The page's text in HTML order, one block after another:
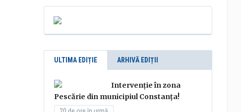
ULTIMA EDIȚIE ARHIVĂ EDIȚII
Intervenție în zona
Pescărie din municipiul Constanța!